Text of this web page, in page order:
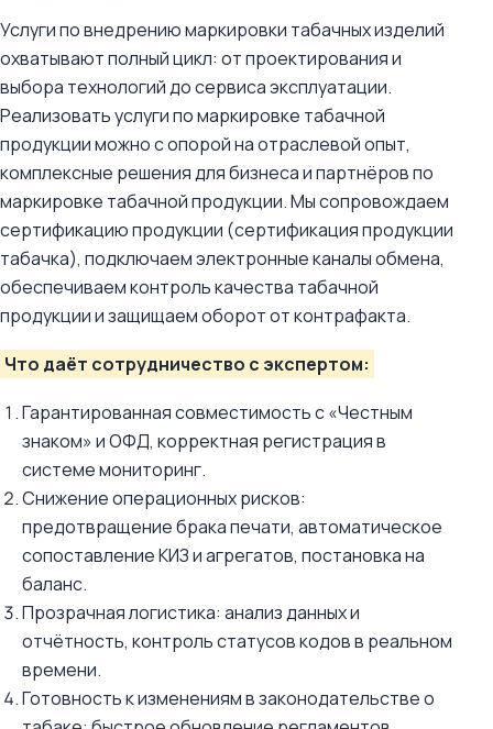
Услуги по внедрению маркировки табачных изделий
охватывают полный цикл: от проектирования и
выбора технологий до сервиса эксплуатации.
Реализовать услуги по маркировке табачной
продукции можно с опорой на отраслевой опыт,
комплексные решения для бизнеса и партнёров по
маркировке табачной продукции. Мы сопровождаем
сертификацию продукции (сертификация продукции
табачка), подключаем электронные каналы обмена,
обеспечиваем контроль качества табачной
продукции и защищаем оборот от контрафакта.
Что даёт сотрудничество с экспертом:
Гарантированная совместимость с «Честным
знаком» и ОФД, корректная регистрация в
системе мониторинг.
Снижение операционных рисков:
предотвращение брака печати, автоматическое
сопоставление КИЗ и агрегатов, постановка на
баланс.
Прозрачная логистика: анализ данных и
отчётность, контроль статусов кодов в реальном
времени.
Готовность к изменениям в законодательстве о